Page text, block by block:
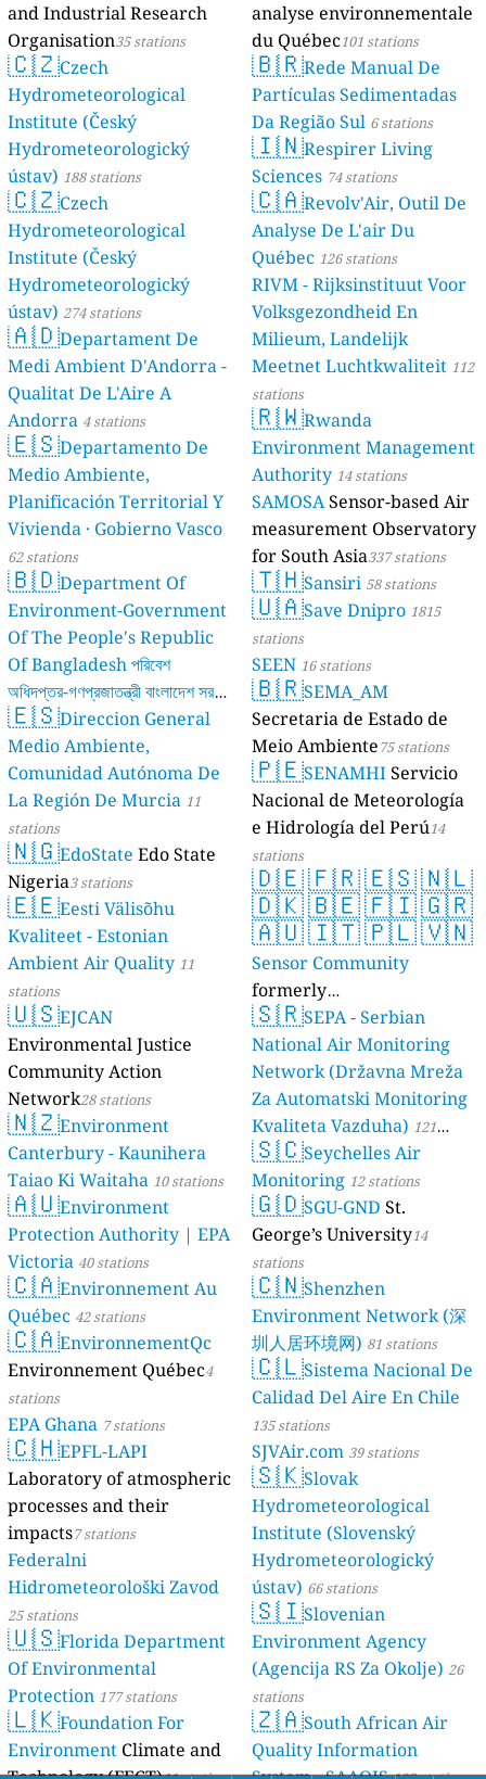
and Industrial Research
Organisation35 stations
🇨🇿Czech
Hydrometeorological
Institute (Český
Hydrometeorologický
ústav) 188 stations
🇨🇿Czech
Hydrometeorological
Institute (Český
Hydrometeorologický
ústav) 274 stations
🇦🇩Departament De
Medi Ambient D'Andorra -
Qualitat De L'Aire A
Andorra 4 stations
🇪🇸Departamento De
Medio Ambiente,
Planificación Territorial Y
Vivienda · Gobierno Vasco
62 stations
🇧🇩Department Of
Environment-Government
Of The People's Republic
Of Bangladesh পরিবেশ
অধিদপ্তর-গণপ্রজাতন্ত্রী বাংলাদেশ সরকার
17 stations
🇪🇸Direccion General
Medio Ambiente,
Comunidad Autónoma De
La Región De Murcia 11
stations
🇳🇬EdoState Edo State
Nigeria3 stations
🇪🇪Eesti Välisõhu
Kvaliteet - Estonian
Ambient Air Quality 11
stations
🇺🇸EJCAN
Environmental Justice
Community Action
Network28 stations
🇳🇿Environment
Canterbury - Kaunihera
Taiao Ki Waitaha 10 stations
🇦🇺Environment
Protection Authority | EPA
Victoria 40 stations
🇨🇦Environnement Au
Québec 42 stations
🇨🇦EnvironnementQc
Environnement Québec4
stations
EPA Ghana 7 stations
🇨🇭EPFL-LAPI
Laboratory of atmospheric
processes and their
impacts7 stations
Federalni
Hidrometeorološki Zavod
25 stations
🇺🇸Florida Department
Of Environmental
Protection 177 stations
🇱🇰Foundation For
Environment Climate and
analyse environnementale
du Québec101 stations
🇧🇷Rede Manual De
Partículas Sedimentadas
Da Região Sul 6 stations
🇮🇳Respirer Living
Sciences 74 stations
🇨🇦Revolv'Air, Outil De
Analyse De L'air Du
Québec 126 stations
RIVM - Rijksinstituut Voor
Volksgezondheid En
Milieum, Landelijk
Meetnet Luchtkwaliteit 112
stations
🇷🇼Rwanda
Environment Management
Authority 14 stations
SAMOSASensor-based Air
measurement Observatory
for South Asia337 stations
🇹🇭Sansiri 58 stations
🇺🇦Save Dnipro 1815
stations
SEEN 16 stations
🇧🇷SEMA_AM
Secretaria de Estado de
Meio Ambiente75 stations
🇵🇪SENAMHIServicio
Nacional de Meteorología
e Hidrología del Perú14
stations
🇩🇪🇫🇷🇪🇸🇳🇱
🇩🇰🇧🇪🇫🇮🇬🇷
🇦🇺🇮🇹🇵🇱🇻🇳
Sensor Community
formerly
luftdaten.info35819 stations
🇸🇷SEPA - Serbian
National Air Monitoring
Network (Državna Mreža
Za Automatski Monitoring
Kvaliteta Vazduha) 121
stations
🇸🇨Seychelles Air
Monitoring 12 stations
🇬🇩SGU-GND St.
George’s University14
stations
🇨🇳Shenzhen
Environment Network (深
圳人居环境网) 81 stations
🇨🇱Sistema Nacional De
Calidad Del Aire En Chile
135 stations
SJVAir.com 39 stations
🇸🇰Slovak
Hydrometeorological
Institute (Slovenský
Hydrometeorologický
ústav) 66 stations
🇸🇮Slovenian
Environment Agency
(Agencija RS Za Okolje) 26
stations
🇿🇦South African Air
Quality Information